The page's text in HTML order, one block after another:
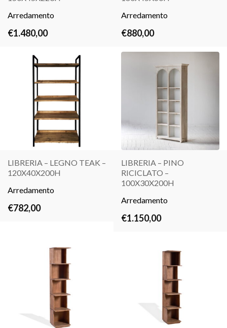
Arredamento
€1.480,00
Arredamento
€880,00
TUTTO
LIBRERIA – LEGNO TEAK –
120X40X200H
Arredamento
€782,00
LEGGI
LIBRERIA – PINO
RICICLATO –
100X30X200H
Arredamento
€1.150,00